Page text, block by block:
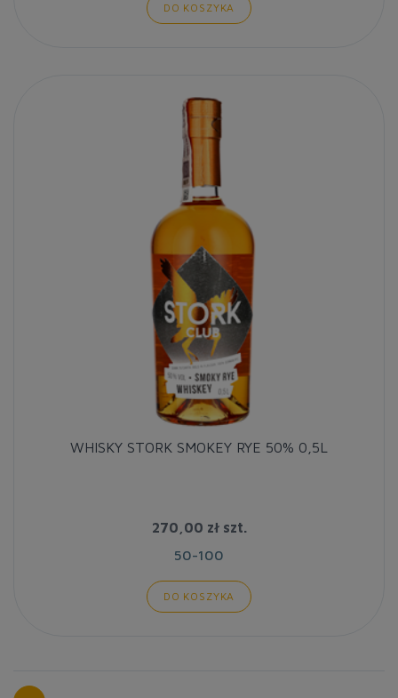
DO KOSZYKA
WHISKY STORK SMOKEY RYE 50% 0,5L
270,00 złszt.
50-100
DO KOSZYKA